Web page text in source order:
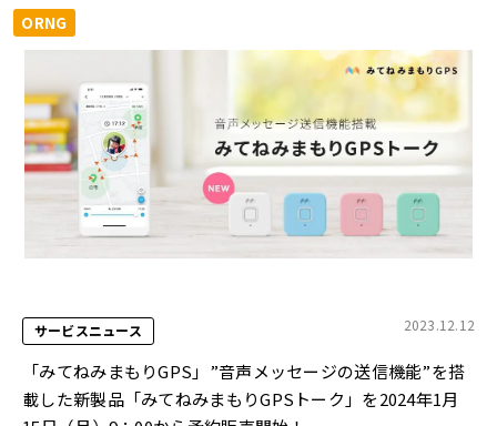
ORNG
サービスニュース 2023.12.12
「みてねみまもりGPS」”音声メッセージの送信機能”を搭
載した新製品「みてねみまもりGPSトーク」を2024年1月